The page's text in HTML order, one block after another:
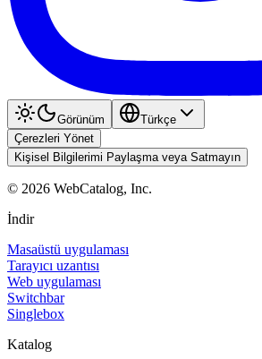
Görünüm
Türkçe
Çerezleri Yönet
Kişisel Bilgilerimi Paylaşma veya Satmayın
© 2026 WebCatalog, Inc.
İndir
Masaüstü uygulaması
Tarayıcı uzantısı
Web uygulaması
Switchbar
Singlebox
Katalog